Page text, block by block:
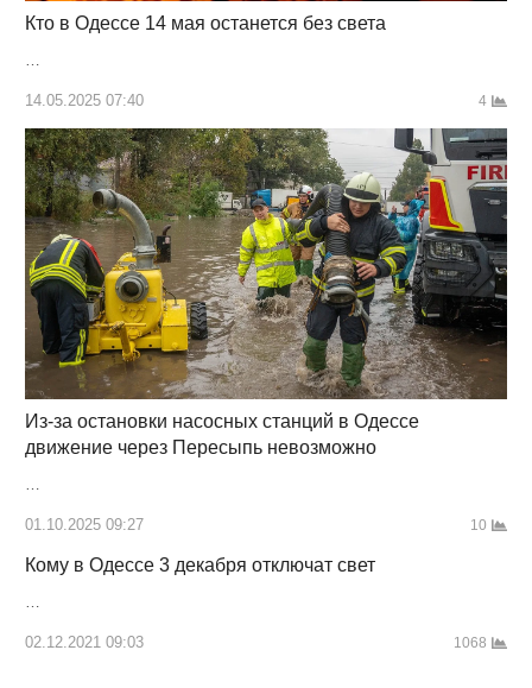
Кто в Одессе 14 мая останется без света
14.05.2025 07:40 4
Из-за остановки насосных станций в Одессе
движение через Пересыпь невозможно
…
01.10.2025 09:27 10
Кому в Одессе 3 декабря отключат свет
02.12.2021 09:03 1068